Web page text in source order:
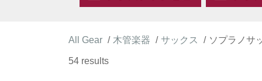
All Gear 木管楽器 サックス ソプラノサ
54 results